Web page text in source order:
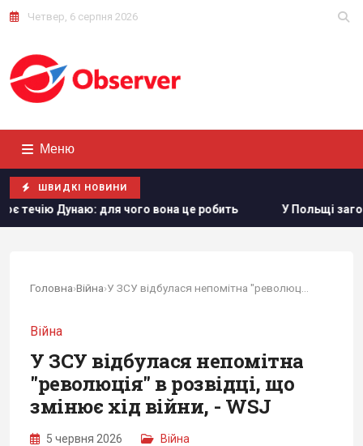
Четвер, 6 серпня 2026
Меню
ШВИДКІ НОВИНИ
для чого вона це робить У Польщі заговорили про
Головна›Війна›
Війна
У ЗСУ відбулася непомітна
"революція" в розвідці, що
змінює хід війни, - WSJ
5 червня 2026 Війна